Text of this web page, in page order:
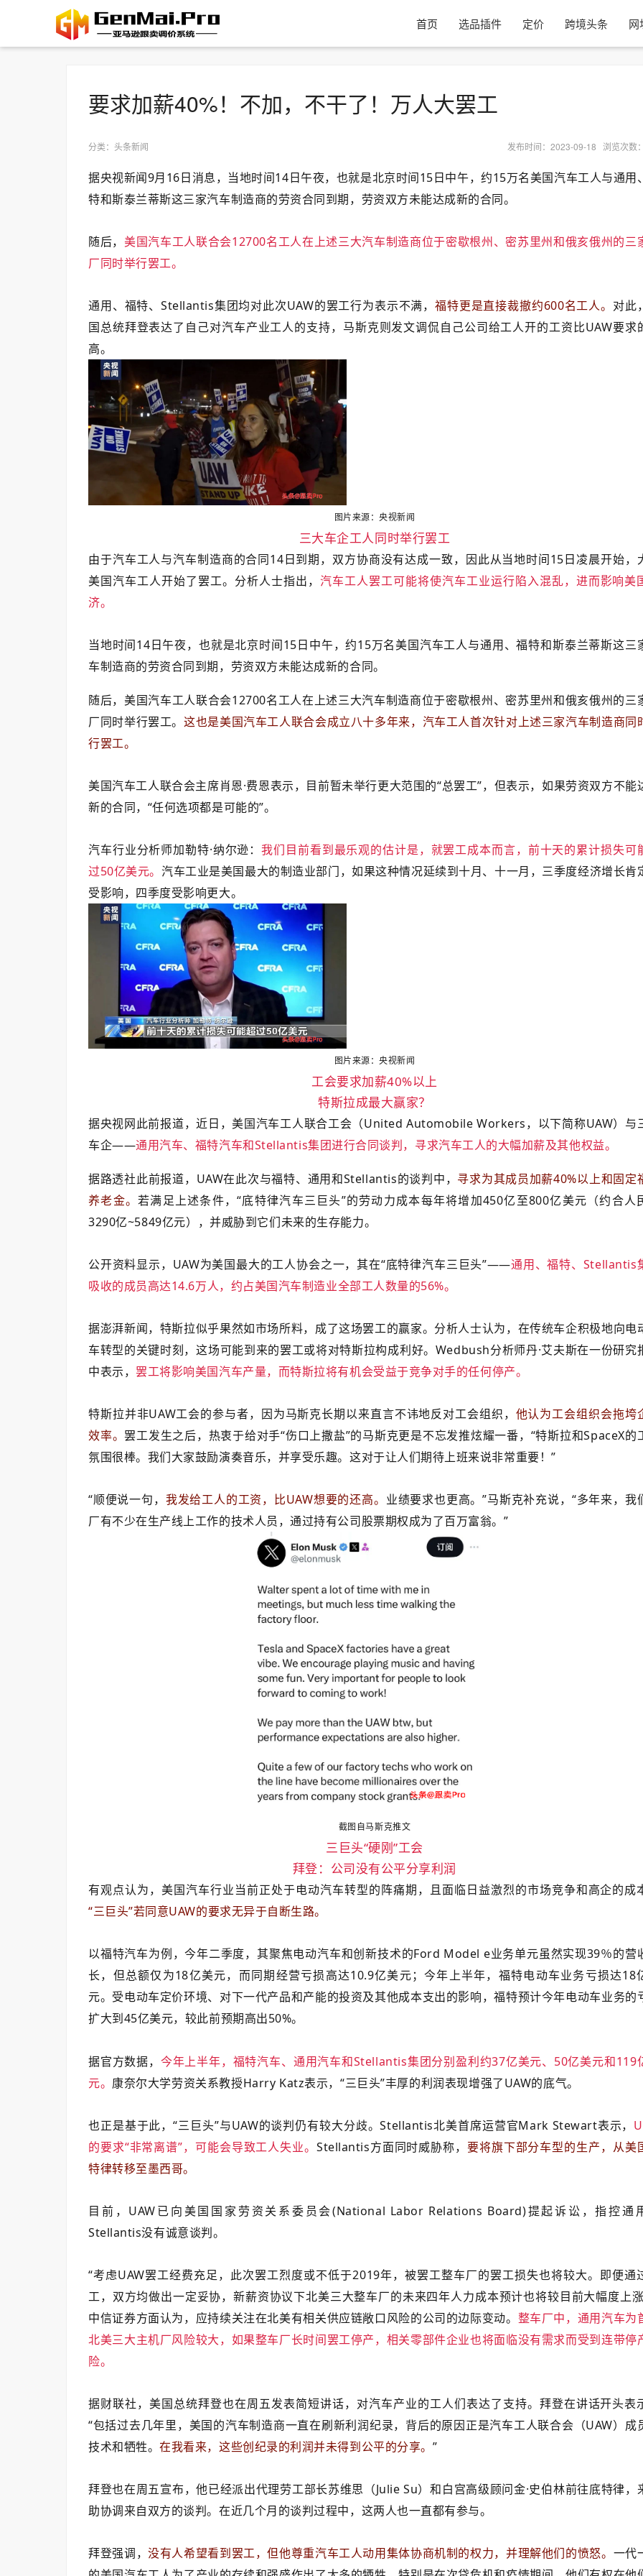
首页 选品插件 定价 跨境头条 网
要求加薪40%！不加，不干了！万人大罢工
分类：头条新闻 发布时间：2023-09-18 浏览次数
据央视新闻9月16日消息，当地时间14日午夜，也就是北京时间15日中午，约15万名美国汽车工人与通用
特和斯泰兰蒂斯这三家汽车制造商的劳资合同到期，劳资双方未能达成新的合同。
随后，美国汽车工人联合会12700名工人在上述三大汽车制造商位于密歇根州、密苏里州和俄亥俄州的三
厂同时举行罢工。
通用、福特、Stellantis集团均对此次UAW的罢工行为表示不满，福特更是直接裁撤约600名工人。 对此
国总统拜登表达了自己对汽车产业工人的支持，马斯克则发文调侃自己公司给工人开的工资比UAW要求
高。
图片来源：央视新闻
三大车企工人同时举行罢工
由于汽车工人与汽车制造商的合同14日到期，双方协商没有达成一致，因此从当地时间15日凌晨开始，
美国汽车工人开始了罢工。分析人士指出， 汽车工人罢工可能将使汽车工业运行陷入混乱，进而影响美
济。
当地时间14日午夜，也就是北京时间15日中午，约15万名美国汽车工人与通用、福特和斯泰兰蒂斯这三
车制造商的劳资合同到期，劳资双方未能达成新的合同。
随后，美国汽车工人联合会12700名工人在上述三大汽车制造商位于密歇根州、密苏里州和俄亥俄州的三
厂同时举行罢工。这也是美国汽车工人联合会成立八十多年来，汽车工人首次针对上述三家汽车制造商同
行罢工。
美国汽车工人联合会主席肖恩·费恩表示，目前暂未举行更大范围的“总罢工”，但表示，如果劳资双方不能
新的合同，“任何选项都是可能的”。
汽车行业分析师加勒特·纳尔逊：我们目前看到最乐观的估计是，就罢工成本而言，前十天的累计损失可
过50亿美元。 汽车工业是美国最大的制造业部门，如果这种情况延续到十月、十一月，三季度经济增长肯
受影响，四季度受影响更大。
图片来源：央视新闻
工会要求加薪40%以上
特斯拉成最大赢家？
据央视网此前报道，近日，美国汽车工人联合工会（United Automobile Workers，以下简称UAW）与
车企——通用汽车、福特汽车和Stellantis集团进行合同谈判，寻求汽车工人的大幅加薪及其他权益。
据路透社此前报道，UAW在此次与福特、通用和Stellantis的谈判中， 寻求为其成员加薪40%以上和固定
养老金。若满足上述条件，“底特律汽车三巨头”的劳动力成本每年将增加450亿至800亿美元（约合人
3290亿~5849亿元），并威胁到它们未来的生存能力。
公开资料显示，UAW为美国最大的工人协会之一，其在“底特律汽车三巨头”——通用、福特、Stellantis
吸收的成员高达14.6万人，约占美国汽车制造业全部工人数量的56%。
据澎湃新闻，特斯拉似乎果然如市场所料，成了这场罢工的赢家。分析人士认为，在传统车企积极地向电
车转型的关键时刻，这场可能到来的罢工或将对特斯拉构成利好。Wedbush分析师丹·艾夫斯在一份研究
中表示，罢工将影响美国汽车产量，而特斯拉将有机会受益于竞争对手的任何停产。
特斯拉并非UAW工会的参与者，因为马斯克长期以来直言不讳地反对工会组织， 他认为工会组织会拖垮
效率。罢工发生之后，热衷于给对手“伤口上撒盐”的马斯克更是不忘发推炫耀一番， “特斯拉和SpaceX的
氛围很棒。我们大家鼓励演奏音乐，并享受乐趣。这对于让人们期待上班来说非常重要！”
“顺便说一句， 我发给工人的工资，比UAW想要的还高。 业绩要求也更高。”马斯克补充说，“多年来，我
厂有不少在生产线上工作的技术人员，通过持有公司股票期权成为了百万富翁。”
截图自马斯克推文
三巨头“硬刚”工会
拜登：公司没有公平分享利润
有观点认为，美国汽车行业当前正处于电动汽车转型的阵痛期，且面临日益激烈的市场竞争和高企的成
“三巨头”若同意UAW的要求无异于自断生路。
以福特汽车为例，今年二季度，其聚焦电动汽车和创新技术的Ford Model e业务单元虽然实现39％的营
长，但总额仅为18亿美元，而同期经营亏损高达10.9亿美元；今年上半年，福特电动车业务亏损达18
元。受电动车定价环境、对下一代产品和产能的投资及其他成本支出的影响，福特预计今年电动车业务的
扩大到45亿美元，较此前预期高出50%。
据官方数据， 今年上半年，福特汽车、通用汽车和Stellantis集团分别盈利约37亿美元、50亿美元和119
元。 康奈尔大学劳资关系教授Harry Katz表示，“三巨头”丰厚的利润表现增强了UAW的底气。
也正是基于此，“三巨头”与UAW的谈判仍有较大分歧。Stellantis北美首席运营官Mark Stewart表示，
的要求“非常离谱”，可能会导致工人失业。 Stellantis方面同时威胁称， 要将旗下部分车型的生产，从美
特律转移至墨西哥。
目前，UAW已向美国国家劳资关系委员会(National Labor Relations Board)提起诉讼，指控通
Stellantis没有诚意谈判。
“考虑UAW罢工经费充足，此次罢工烈度或不低于2019年，被罢工整车厂的罢工损失也将较大。即便通
工，双方均做出一定妥协，新薪资协议下北美三大整车厂的未来四年人力成本预计也将较目前大幅度上
中信证券方面认为，应持续关注在北美有相关供应链敞口风险的公司的边际变动。 整车厂中，通用汽车为
北美三大主机厂风险较大，如果整车厂长时间罢工停产，相关零部件企业也将面临没有需求而受到连带停
险。
据财联社，美国总统拜登也在周五发表简短讲话，对汽车产业的工人们表达了支持。拜登在讲话开头表
“包括过去几年里，美国的汽车制造商一直在刷新利润纪录，背后的原因正是汽车工人联合会（UAW）成
技术和牺牲。在我看来，这些创纪录的利润并未得到公平的分享。 ”
拜登也在周五宣布，他已经派出代理劳工部长苏维思（Julie Su）和白宫高级顾问金·史伯林前往底特律，
助协调来自双方的谈判。在近几个月的谈判过程中，这两人也一直都有参与。
拜登强调，没有人希望看到罢工，但他尊重汽车工人动用集体协商机制的权力，并理解他们的愤怒。 一代